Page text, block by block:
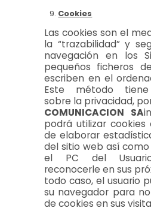
Cookies
Las cookies son el
la “trazabilidad” y
navegación en los
pequeños ficheros
escriben en el
Este método tiene
sobre la privacidad,
COMUNICACION SA
podrá utilizar cookies
de elaborar
del sitio web así
el PC del
reconocerle en sus
todo caso, el usuario
su navegador para
de cookies en sus